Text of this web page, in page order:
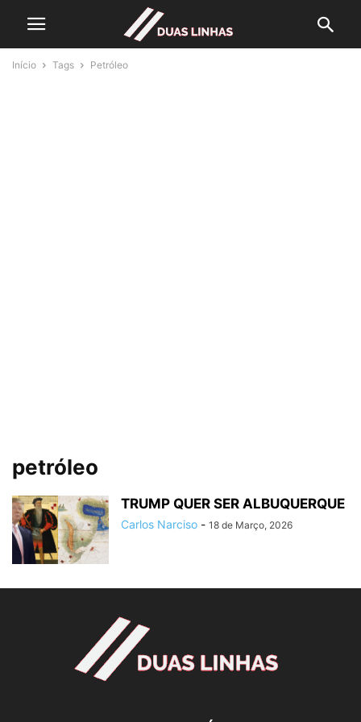
Início Tags Petróleo
petróleo
TRUMP QUER SER ALBUQUERQUE
Carlos Narciso - 18 de Março, 2026